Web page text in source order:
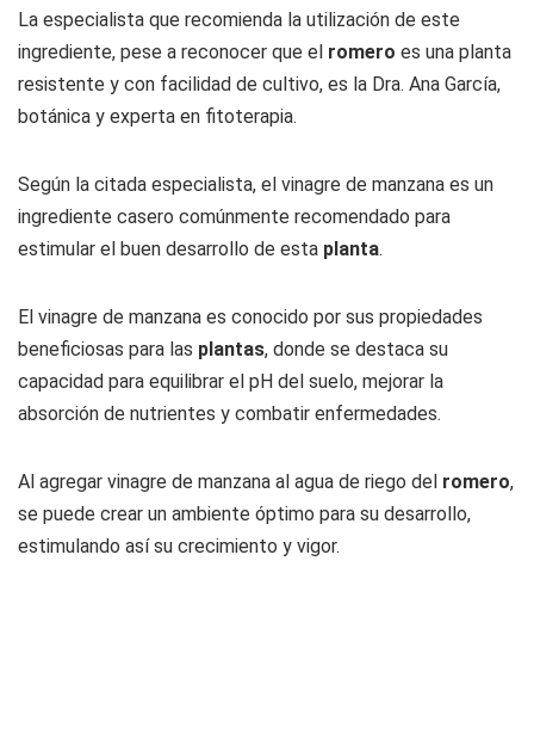
La especialista que recomienda la utilización de este
ingrediente, pese a reconocer que el romero es una planta
resistente y con facilidad de cultivo, es la Dra. Ana García,
botánica y experta en fitoterapia.
Según la citada especialista, el vinagre de manzana es un
ingrediente casero comúnmente recomendado para
estimular el buen desarrollo de esta planta.
El vinagre de manzana es conocido por sus propiedades
beneficiosas para las plantas, donde se destaca su
capacidad para equilibrar el pH del suelo, mejorar la
absorción de nutrientes y combatir enfermedades.
Al agregar vinagre de manzana al agua de riego del romero,
se puede crear un ambiente óptimo para su desarrollo,
estimulando así su crecimiento y vigor.